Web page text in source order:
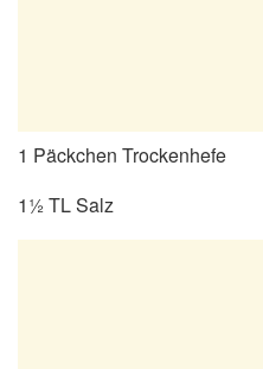
1 Päckchen Trockenhefe
1½ TL Salz